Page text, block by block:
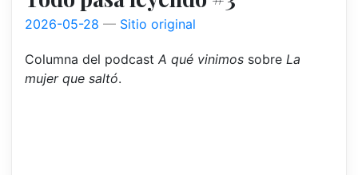
2026-05-28 Sitio original
Columna del podcast A qué vinimossobre La
mujer que saltó.